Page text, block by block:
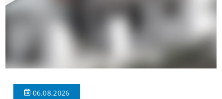
06.08.2026